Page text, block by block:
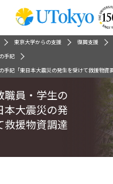
東京大学からの支援 復興支援
手記
手記「東日本大震災の発生を受けて救援物資
職員・学生の
本大震災の発
救援物資調達